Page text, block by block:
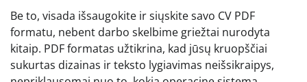
Be to, visada išsaugokite ir siųskite savo CV PDF
formatu, nebent darbo skelbime griežtai nurodyta
kitaip. PDF formatas užtikrina, kad jūsų kruopščiai
sukurtas dizainas ir teksto lygiavimas neišsikraipys,